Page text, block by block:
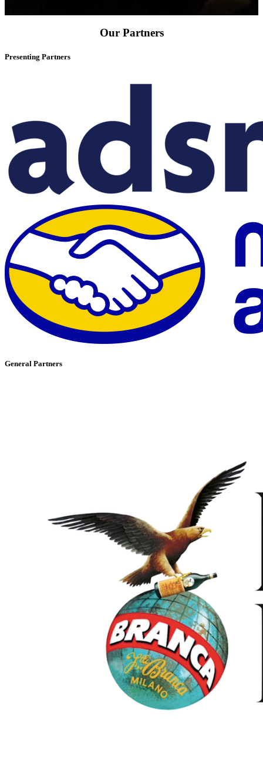
Our Partners
Presenting Partners
General Partners